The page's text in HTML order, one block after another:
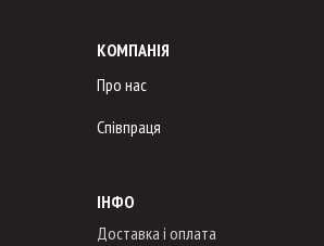
КОМПАНІЯ
Про нас
Співпраця
ІНФО
Доставка і оплата